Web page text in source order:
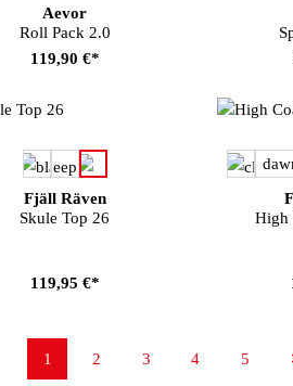
Aevor
Roll Pack 2.0
119,90 €*
verfügbar.)
Fjäll Räven
Skule Top 26
Farbeauswählen
119,95 €*
High
Farbe
Seite
1
Seite
2
Seite
3
Seite
4
Seite
5